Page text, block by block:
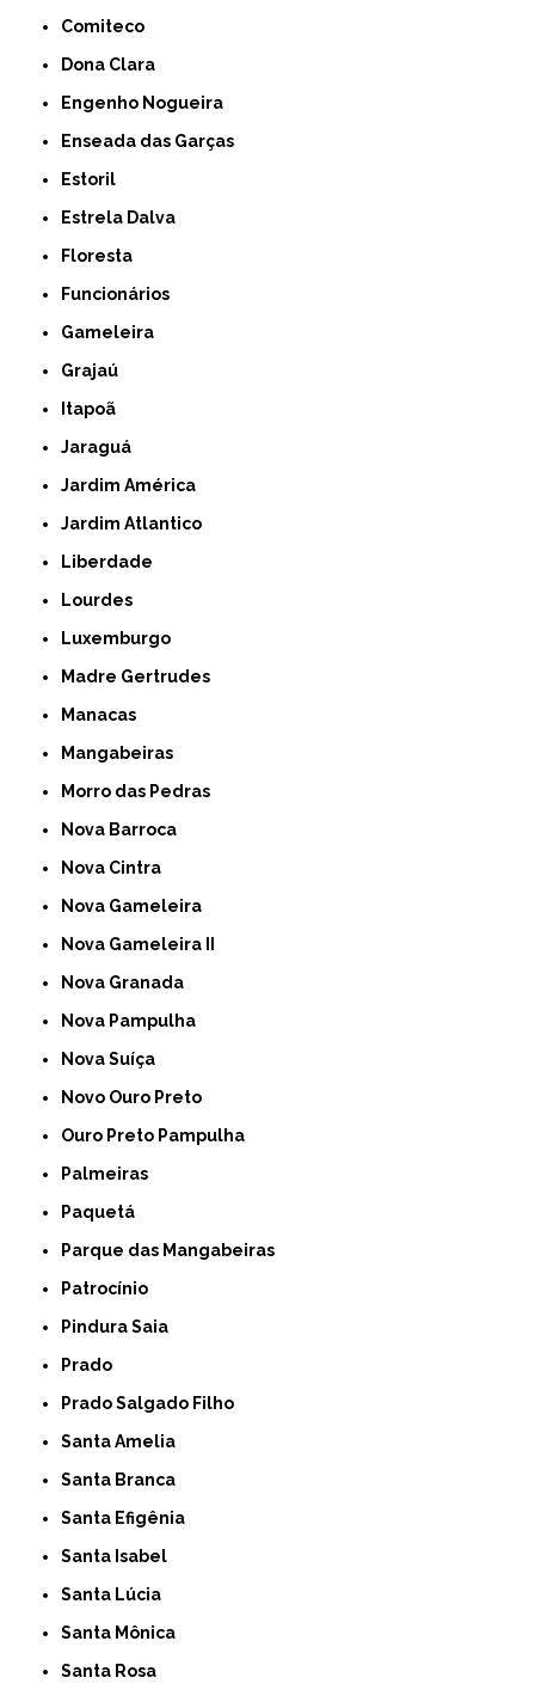
Comiteco
Dona Clara
Engenho Nogueira
Enseada das Garças
Estoril
Estrela Dalva
Floresta
Funcionários
Gameleira
Grajaú
Itapoã
Jaraguá
Jardim América
Jardim Atlantico
Liberdade
Lourdes
Luxemburgo
Madre Gertrudes
Manacas
Mangabeiras
Morro das Pedras
Nova Barroca
Nova Cintra
Nova Gameleira
Nova Gameleira II
Nova Granada
Nova Pampulha
Nova Suíça
Novo Ouro Preto
Ouro Preto Pampulha
Palmeiras
Paquetá
Parque das Mangabeiras
Patrocínio
Pindura Saia
Prado
Prado Salgado Filho
Santa Amelia
Santa Branca
Santa Efigênia
Santa Isabel
Santa Lúcia
Santa Mônica
Santa Rosa